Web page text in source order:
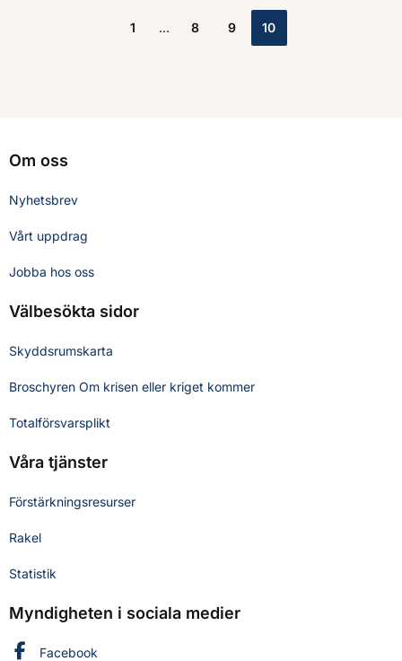
1 8 9 10
Om oss
Nyhetsbrev
Vårt uppdrag
Jobba hos oss
Välbesökta sidor
Skyddsrumskarta
Broschyren Om krisen eller kriget kommer
Totalförsvarsplikt
Våra tjänster
Förstärkningsresurser
Rakel
Statistik
Myndigheten i sociala medier
Myndigheten för civilt försvar på
Facebook